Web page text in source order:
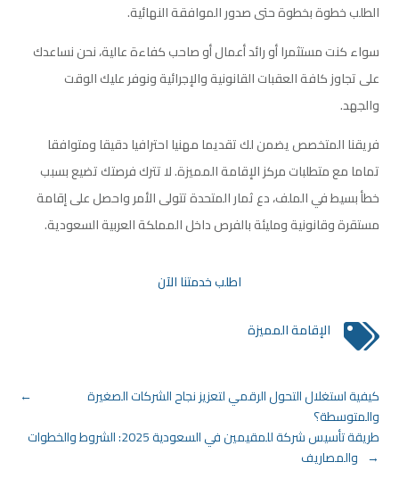
الطلب خطوة بخطوة حتى صدور الموافقة النهائية.
سواء كنت مستثمرا أو رائد أعمال أو صاحب كفاءة عالية، نحن نساعدك
على تجاوز كافة العقبات القانونية والإجرائية ونوفر عليك الوقت
والجهد.
فريقنا المتخصص يضمن لك تقديما مهنيا احترافيا دقيقا ومتوافقا
تماما مع متطلبات مركز الإقامة المميزة. لا تترك فرصتك تضيع بسبب
خطأ بسيط في الملف، دع ثمار المتحدة تتولى الأمر واحصل على إقامة
مستقرة وقانونية ومليئة بالفرص داخل المملكة العربية السعودية.
اطلب خدمتنا الآن
 الإقامة المميزة
←
كيفية استغلال التحول الرقمي لتعزيز نجاح الشركات الصغيرة
والمتوسطة؟
طريقة تأسيس شركة للمقيمين في السعودية 2025: الشروط والخطوات
والمصاريف →